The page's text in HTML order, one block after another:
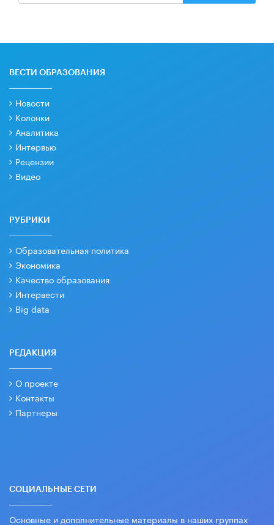
ВЕСТИ ОБРАЗОВАНИЯ
Новости
Колонки
Аналитика
Интервью
Рецензии
Видео
РУБРИКИ
Образовательная политика
Экономика
Качество образования
Интервести
Big data
РЕДАКЦИЯ
О проекте
Контакты
Партнеры
СОЦИАЛЬНЫЕ СЕТИ
Основные и дополнительные материалы в наших группах